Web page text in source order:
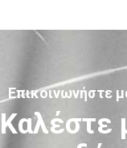
Επικοινωνήστε
Καλέστε